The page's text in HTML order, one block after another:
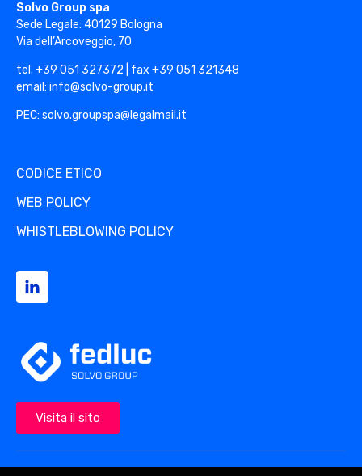
Solvo Group spa
Sede Legale: 40129 Bologna
Via dell’Arcoveggio, 70
tel. +39 051 327372 | fax +39 051 321348
email: info@solvo-group.it
PEC: solvo.groupspa@legalmail.it
CODICE ETICO
WEB POLICY
WHISTLEBLOWING POLICY
Visita il sito